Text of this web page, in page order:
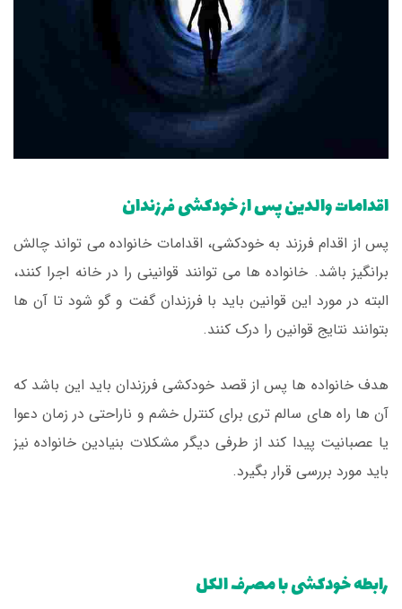
اقدامات والدین پس از خودکشی فرزندان
پس از اقدام فرزند به خودکشی، اقدامات خانواده می تواند چالش
برانگیز باشد. خانواده ها می توانند قوانینی را در خانه اجرا کنند،
البته در مورد این قوانین باید با فرزندان گفت و گو شود تا آن ها
بتوانند نتایج قوانین را درک کنند.
هدف خانواده ها پس از قصد خودکشی فرزندان باید این باشد که
آن ها راه های سالم تری برای کنترل خشم و ناراحتی در زمان دعوا
یا عصبانیت پیدا کند از طرفی دیگر مشکلات بنیادین خانواده نیز
باید مورد بررسی قرار بگیرد.
رابطه خودکشی با مصرف الکل